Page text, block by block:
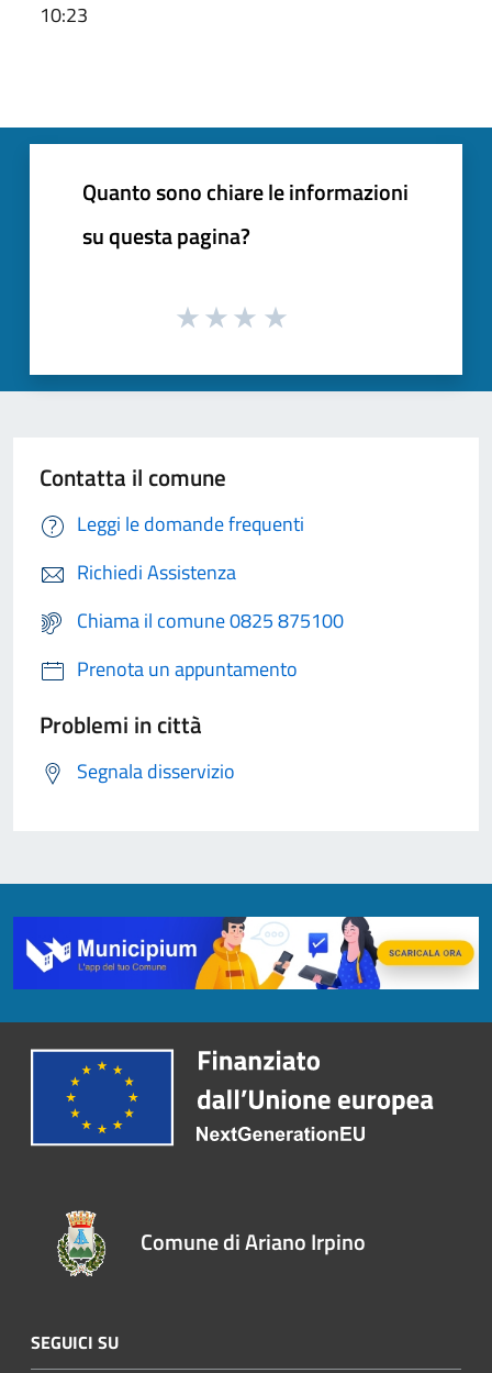
10:23
Quanto sono chiare le informazioni
su questa pagina?
Contatta il comune
Leggi le domande frequenti
Richiedi Assistenza
Chiama il comune 0825 875100
Prenota un appuntamento
Problemi in città
Segnala disservizio
Comune di Ariano Irpino
SEGUICI SU